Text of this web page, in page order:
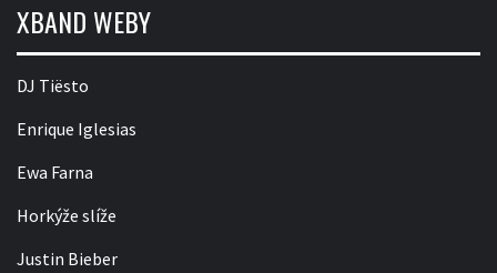
XBAND WEBY
DJ Tiësto
Enrique Iglesias
Ewa Farna
Horkýže slíže
Justin Bieber